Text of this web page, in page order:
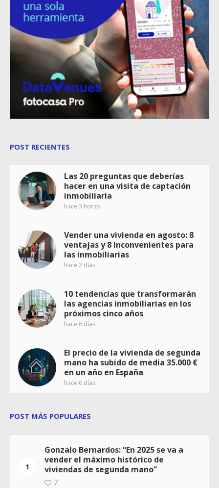
POST RECIENTES
Las 20 preguntas que deberías
hacer en una visita de captación
inmobiliaria
hace 3 horas
Vender una vivienda en agosto: 8
ventajas y 8 inconvenientes para
las inmobiliarias
hace 2 días
10 tendencias que transformarán
las agencias inmobiliarias en los
próximos cinco años
hace 6 días
El precio de la vivienda de segunda
mano ha subido de media 35.000 €
en un año en España
hace 6 días
POST MÁS POPULARES
1
Gonzalo Bernardos: “En 2025 se va a
vender el máximo histórico de
viviendas de segunda mano”
7